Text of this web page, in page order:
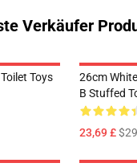
Verkäufer
Toys
26cm
B Stuffed
23,69 £